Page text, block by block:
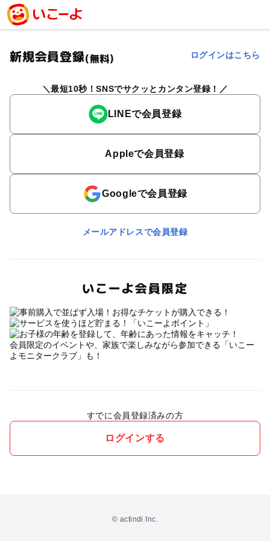
新規会員登録(無料) ログインはこちら
最短10秒！SNSでサクッとカンタン登録！
LINEで会員登録
Appleで会員登録
Googleで会員登録
メールアドレスで会員登録
いこーよ会員限定
会員限定のイベントや、家族で楽しみながら参加できる「いこー
よモニタークラブ」も！
すでに会員登録済みの方
ログインする
© actindi Inc.